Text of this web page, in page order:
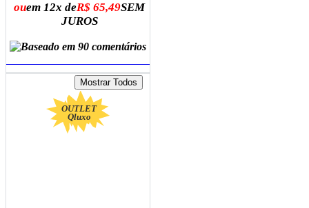
ouem 12x deR$ 65,49SEM
JUROS
OUTLET
Qluxo